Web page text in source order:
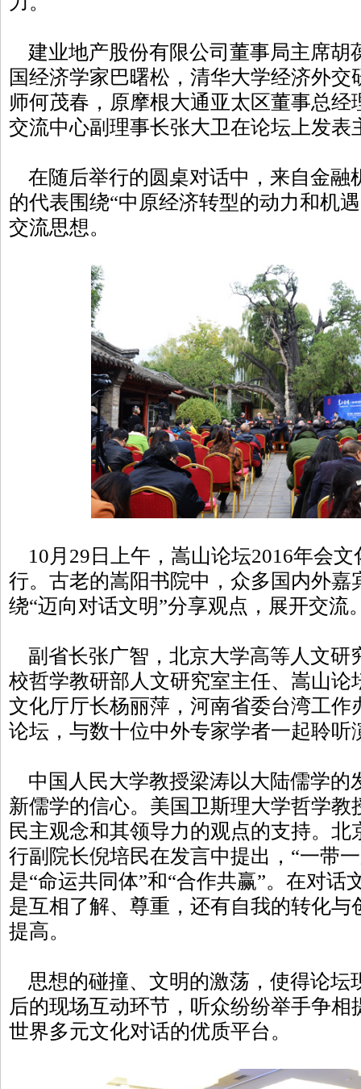
建业地产股份有限公司董事局主席胡
国经济学家巴曙松，清华大学经济外
师何茂春，原摩根大通亚太区董事总
交流中心副理事长张大卫在论坛上发表
在随后举行的圆桌对话中，来自金融
的代表围绕“中原经济转型的动力和机
交流思想。
10月29日上午，嵩山论坛2016年会
行。古老的嵩阳书院中，众多国内外嘉
绕“迈向对话文明”分享观点，展开交流
副省长张广智，北京大学高等人文研
校哲学教研部人文研究室主任、嵩山论
文化厅厅长杨丽萍，河南省委台湾工作
论坛，与数十位中外专家学者一起聆听
中国人民大学教授梁涛以大陆儒学的
新儒学的信心。美国卫斯理大学哲学教
民主观念和其领导力的观点的支持。
行副院长倪培民在发言中提出，“一带
是“命运共同体”和“合作共赢”。在对话
是互相了解、尊重，还有自我的转化与
提高。
思想的碰撞、文明的激荡，使得论坛
后的现场互动环节，听众纷纷举手争
世界多元文化对话的优质平台。